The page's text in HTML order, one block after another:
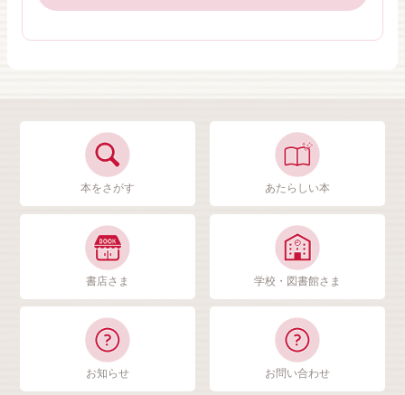
本をさがす あたらしい本
書店さま 学校・図書館さま
お知らせ お問い合わせ